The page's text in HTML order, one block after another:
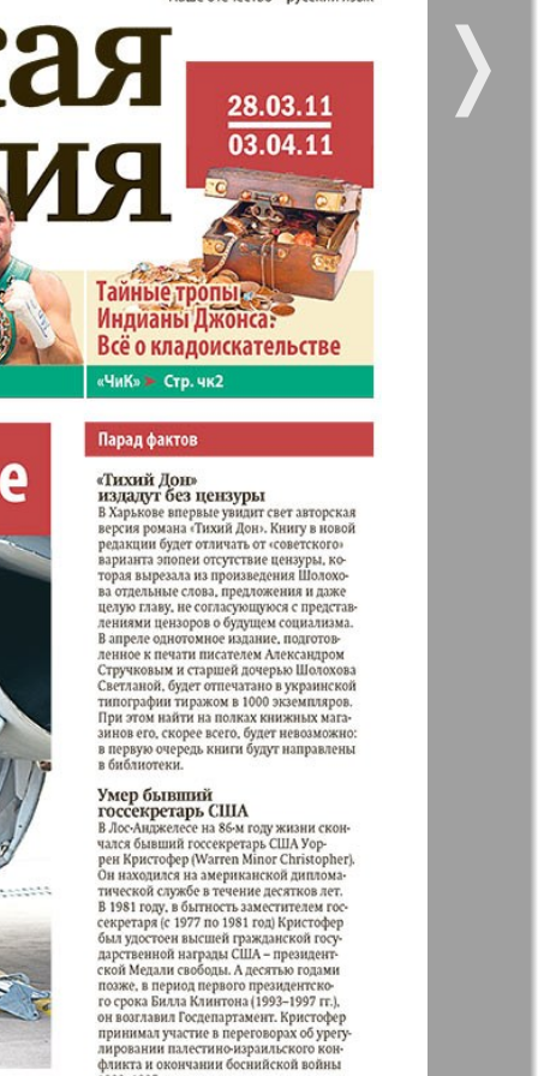
47
21
5
11
23
29
35
41
47
53
59
64
❭
Zeitung Наше время
здоровье Panorama-mir
время Русский вояж
Анонс
Бизнес
Вестник-info
Wadim
Домашний